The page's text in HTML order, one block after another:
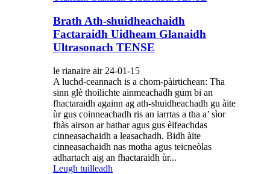
Brath Ath-shuidheachaidh
Factaraidh Uidheam Glanaidh
Ultrasonach TENSE
le rianaire air 24-01-15
A luchd-ceannach is a chom-pàirtichean: Tha
sinn glè thoilichte ainmeachadh gum bi an
fhactaraidh againn ag ath-shuidheachadh gu àite
ùr gus coinneachadh ris an iarrtas a tha a’ sìor
fhàs airson ar bathar agus gus èifeachdas
cinneasachaidh a leasachadh. Bidh àite
cinneasachaidh nas motha agus teicneòlas
adhartach aig an fhactaraidh ùr...
Leugh tuilleadh